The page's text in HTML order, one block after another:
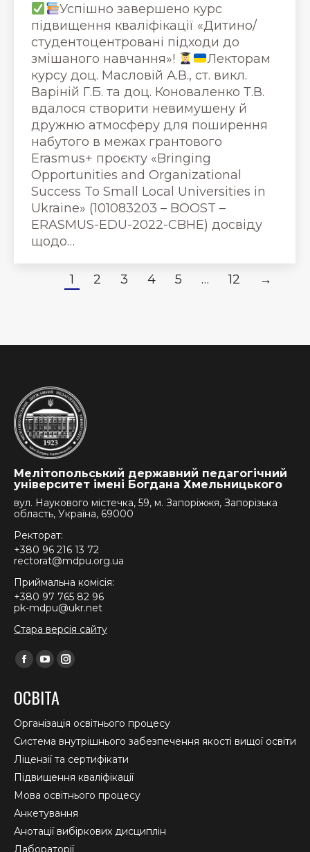
Успішно завершено курс
підвищення кваліфікації «Дитино/
студентоцентровані підходи до
змішаного навчання»!
Лекторам
курсу доц. Масловій А.В., ст. викл.
Варіній Г.Б. та доц. Коноваленко Т.В.
вдалося створити невимушену й
дружню атмосферу для поширення
набутого в межах грантового
Erasmus+ проєкту «Bringing
Opportunities and Organizational
Success To Small Local Universities in
Ukraine» (101083203 – BOOST –
ERASMUS-EDU-2022-CBHE) досвіду
щодо…
1 2 3 4 5 … 12 →
Мелітопольський державний педагогічний
університет імені Богдана Хмельницького
вул. Наукового містечка, 59, м. Запоріжжя, Запорізька
область, Україна, 69000
Ректорат:
+380 96 216 13 72
rectorat@mdpu.org.ua
Приймальна комісія:
+380 97 765 82 96
pk-mdpu@ukr.net
Стара версія сайту
Find us on:
Facebook
opens
in
new
window
YouTube
opens
in
new
window
Instagram
in
new
window
ОСВІТА
Організація освітнього процесу
Система внутрішнього забезпечення якості вищої освіти
Ліцензії та сертифікати
Підвищення кваліфікації
Мова освітнього процесу
Анкетування
Анотації вибіркових дисциплін
Лабораторії